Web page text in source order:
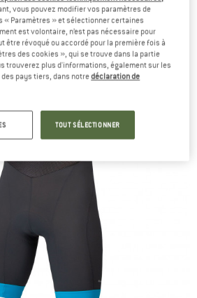
vous pouvez modifier vos paramètres de
« Paramètres » et sélectionner certaines
est volontaire, n’est pas nécessaire pour
être révoqué ou accordé pour la première fois à
des cookies », qui se trouve dans la partie
trouverez plus d'informations, également sur les
pays tiers, dans notredéclaration de
TOUT SÉLECTIONNER